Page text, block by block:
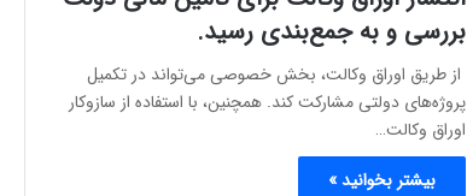
بررسی و به جمع‌بندی رسید.
از طریق اوراق وکالت، بخش خصوصی می‌تواند در تکمیل
پروژه‌های دولتی مشارکت کند. همچنین، با استفاده از سازوکار
اوراق وکالت…
بیشتر بخوانید »